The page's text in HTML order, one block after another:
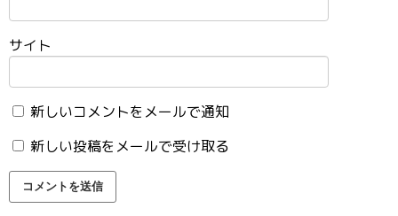
サイト
新しいコメントをメールで通知
新しい投稿をメールで受け取る